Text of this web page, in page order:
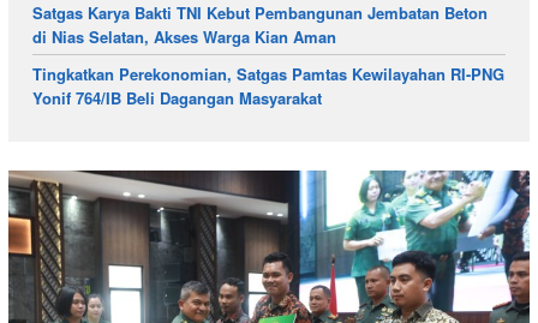
Satgas Karya Bakti TNI Kebut Pembangunan Jembatan Beton
di Nias Selatan, Akses Warga Kian Aman
Tingkatkan Perekonomian, Satgas Pamtas Kewilayahan RI-PNG
Yonif 764/IB Beli Dagangan Masyarakat